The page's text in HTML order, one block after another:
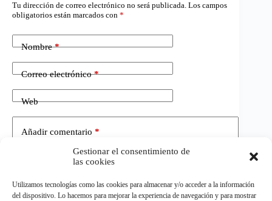
Gestionar el consentimiento de
las cookies
Utilizamos tecnologías como las cookies para almacenar y/o acceder a la información
del dispositivo. Lo hacemos para mejorar la experiencia de navegación y para mostrar
Tu dirección de correo electrónico no será publicada. Los campos
obligatorios están marcados con *
Nombre*
Correo electrónico*
Web
Añadir comentario *